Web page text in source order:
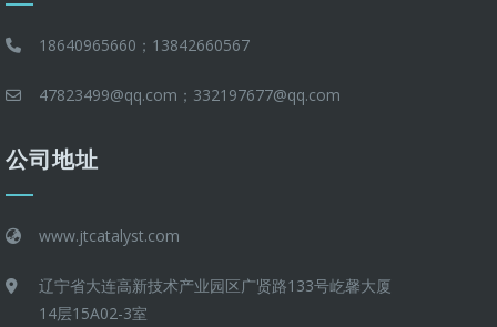
18640965660；13842660567
47823499@qq.com；332197677@qq.com
公司地址
www.jtcatalyst.com
辽宁省大连高新技术产业园区广贤路133号屹馨大厦
14层15A02-3室